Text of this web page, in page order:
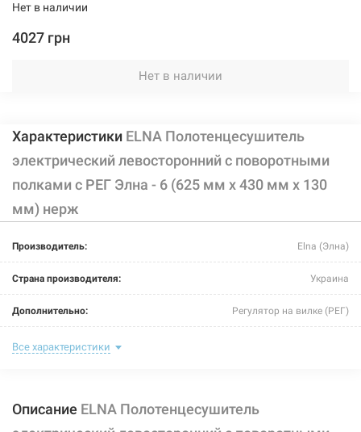
Нет в наличии
4027 грн
Нет в наличии
Характеристики ELNA Полотенцесушитель
электрический левосторонний с поворотными
полками с РЕГ Элна - 6 (625 мм х 430 мм х 130
мм) нерж
Производитель: Elna (Элна)
Страна производителя: Украина
Дополнительно: Регулятор на вилке (РЕГ)
Цвет:
Глубина:
Все характеристики
Описание ELNA Полотенцесушитель